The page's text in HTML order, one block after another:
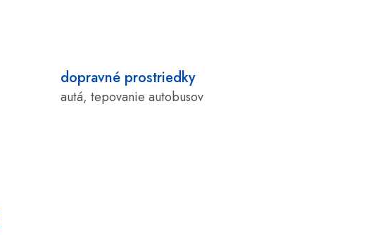
dopravné prostriedky
autá, tepovanie autobusov